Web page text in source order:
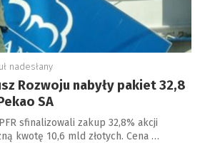
nadesłany
Rozwoju nabyły pakiet 32,8
SA
sfinalizowali zakup 32,8% akcji
kwotę 10,6 mld złotych. Cena …